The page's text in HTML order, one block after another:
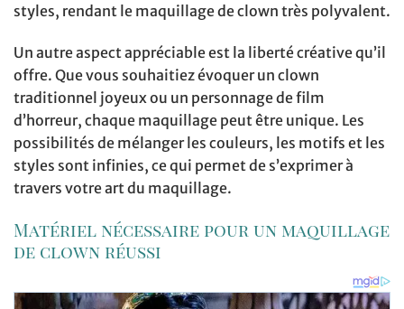
styles, rendant le maquillage de clown très polyvalent.
Un autre aspect appréciable est la liberté créative qu’il
offre. Que vous souhaitiez évoquer un clown
traditionnel joyeux ou un personnage de film
d’horreur, chaque maquillage peut être unique. Les
possibilités de mélanger les couleurs, les motifs et les
styles sont infinies, ce qui permet de s’exprimer à
travers votre art du maquillage.
Matériel nécessaire pour un maquillage
de clown réussi